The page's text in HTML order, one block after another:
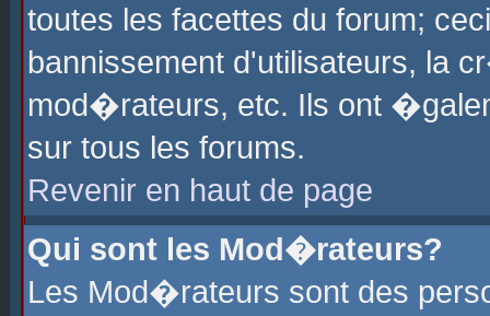
toutes les facettes du forum;
bannissement d'utilisateurs, la
mod�rateurs, etc. Ils ont
sur tous les forums.
Revenir en haut de page
Qui sont les Mod�rateurs?
Les Mod�rateurs sont des